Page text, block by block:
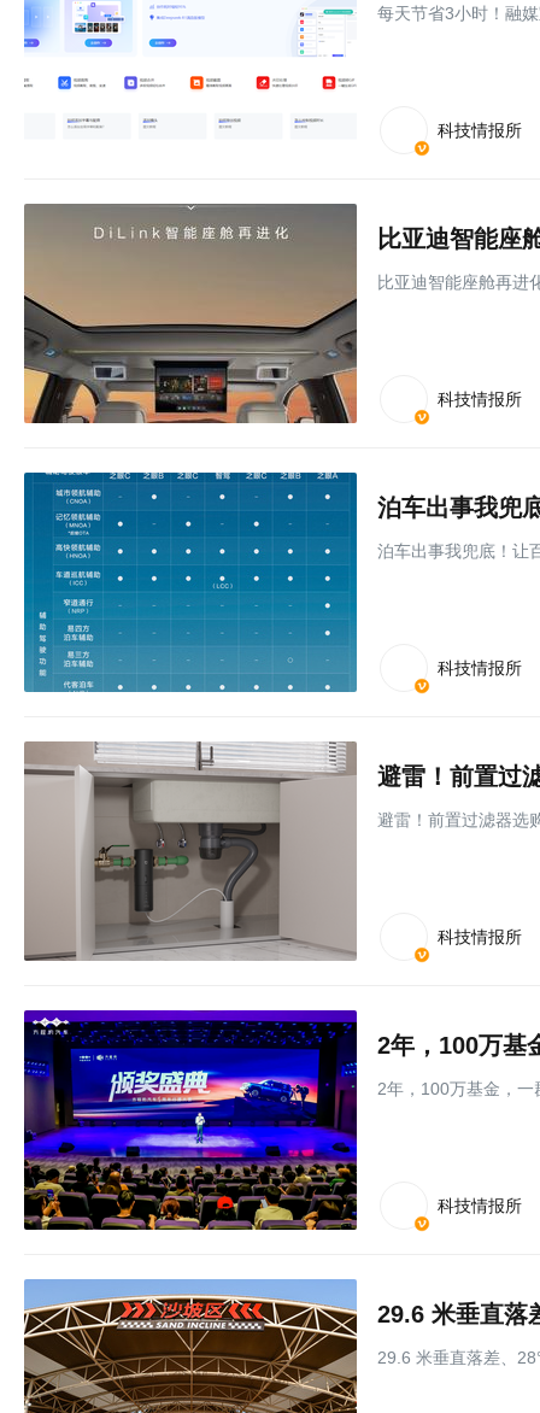
每天节省3小时！融
科技情报所
比亚迪智能座舱再进
科技情报所
泊车出事我兜底！让
科技情报所
避雷！前置过滤器选
科技情报所
2年，100万基金，一
科技情报所
29.6 米垂直落差、